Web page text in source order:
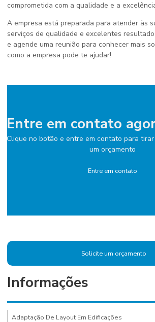
comprometida com a qualidade e a
A empresa está preparada para atender às
serviços de qualidade e excelentes
e agende uma reunião para conhecer mais
como a empresa pode te ajudar!
Entre em contato
Clique no botão e entre em contato para
um orçamento
Entre em contato
Solicite um orçamento
Informações
Adaptação De Layout Em Edificações